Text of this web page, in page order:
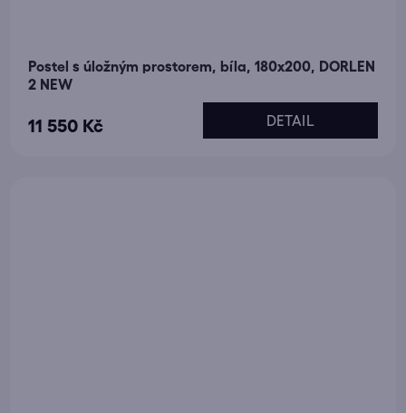
Postel s úložným prostorem, bíla, 180x200, DORLEN
2 NEW
11 550 Kč DETAIL